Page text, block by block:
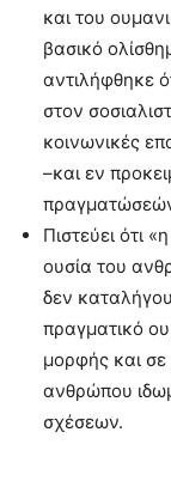
και του
βασικό
αντιλήφθηκε
στον
κοινωνικές
–και εν
Πιστεύει ότι
ουσία του
δεν
πραγματικό
μορφής και
ανθρώπου
σχέσεων.